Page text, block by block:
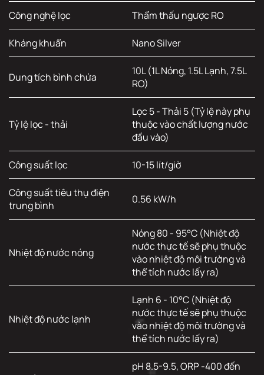
Công nghệ lọc Thẩm thấu ngược RO
Kháng khuẩn Nano Silver
Dung tích bình chứa
10L (1L Nóng, 1.5L Lạnh, 7.5L
RO)
Tỷ lệ lọc - thải
Lọc 5 - Thải 5 (Tỷ lệ này phụ
thuộc vào chất lượng nước
đầu vào)
Công suất lọc 10-15 lít/giờ
Công suất tiêu thụ điện
trung bình
0.56 kW/h
Nhiệt độ nước nóng
Nóng 80 - 95°C (Nhiệt độ
nước thực tế sẽ phụ thuộc
vào nhiệt độ môi trường và
thể tích nước lấy ra)
Nhiệt độ nước lạnh
Lạnh 6 - 10°C (Nhiệt độ
nước thực tế sẽ phụ thuộc
vào nhiệt độ môi trường và
thể tích nước lấy ra)
pH 8.5-9.5, ORP -400 đến